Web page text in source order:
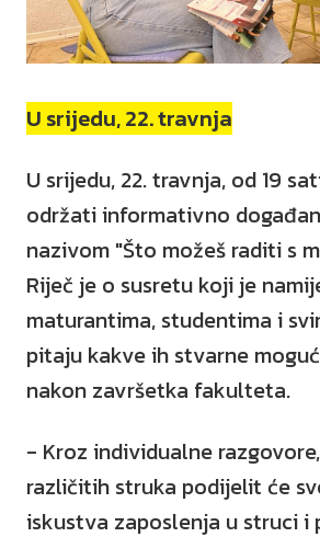
U srijedu, 22. travnja
U srijedu, 22. travnja, od 19
održati informativno
nazivom "Što možeš raditi s
Riječ je o susretu koji je
maturantima, studentima i
pitaju kakve ih stvarne
nakon završetka fakulteta.
- Kroz individualne
različitih struka podijelit će
iskustva zaposlenja u struci i